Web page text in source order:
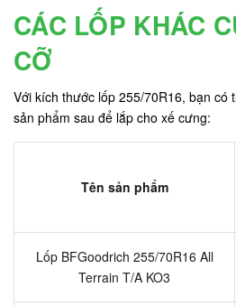
CÁC LỐP KHÁC
CỠ
Với kích thước lốp 255/70R16, bạn có
sản phẩm sau để lắp cho xế cưng:
Tên sản phẩm
Lốp BFGoodrich 255/70R16 All
Terrain T/A KO3